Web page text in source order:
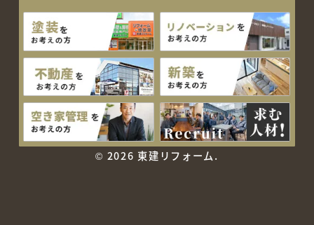
© 2026 東建リフォーム.